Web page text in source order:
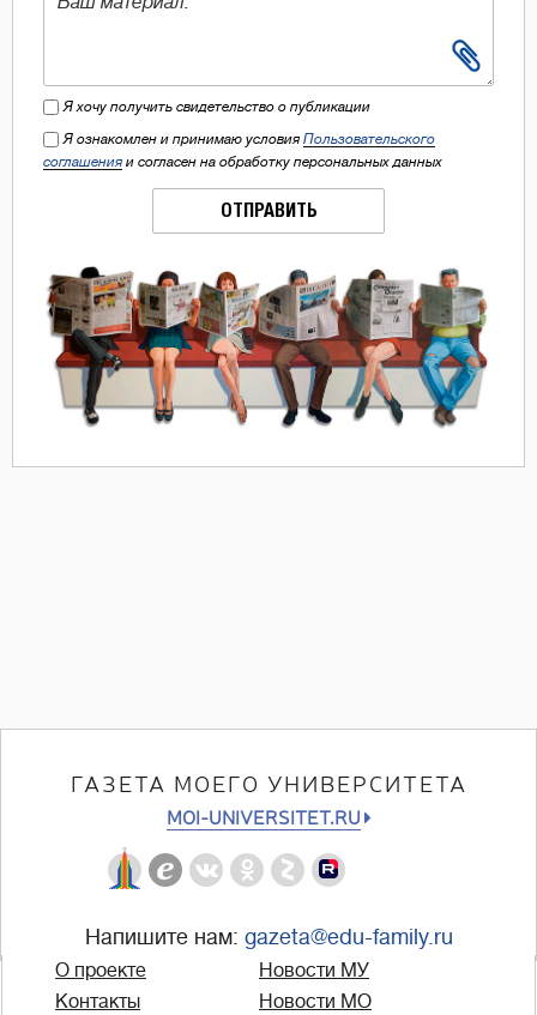
Я хочу получить свидетельство о публикации
Я ознакомлен и принимаю условия Пользовательского
соглашения и согласен на обработку персональных данных
ОТПРАВИТЬ
ГАЗЕТА МОЕГО УНИВЕРСИТЕТА
MOI-UNIVERSITET.RU
Напишите нам: gazeta@edu-family.ru
О проекте
Контакты
Новости МУ
Новости МО